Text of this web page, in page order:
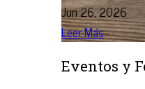
Jun 26, 2026
Leer Más
Eventos y